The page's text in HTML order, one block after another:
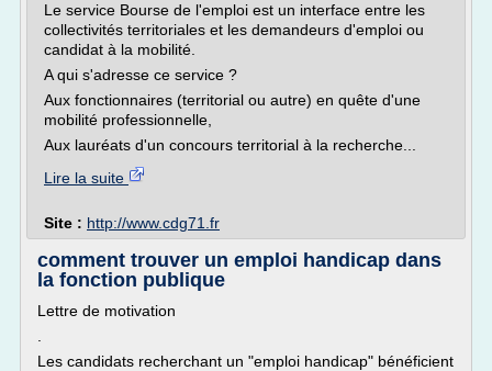
Le service Bourse de l'emploi est un interface entre les
collectivités territoriales et les demandeurs d'emploi ou
candidat à la mobilité.
A qui s'adresse ce service ?
Aux fonctionnaires (territorial ou autre) en quête d'une
mobilité professionnelle,
Aux lauréats d'un concours territorial à la recherche...
Lire la suite
Site : http://www.cdg71.fr
comment trouver un emploi handicap dans
la fonction publique
Lettre de motivation
Les candidats recherchant un "emploi handicap" bénéficient